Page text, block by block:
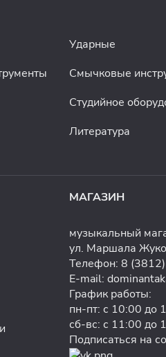
Ударные
Смычковые
Студийное
Литература
МАГАЗИН
музыкальный
ул. Маршала
Телефон: 8
E-mail:
График работы:
пн-пт: с 10:00 до
сб-вс: с 11:00 до
Подписаться на